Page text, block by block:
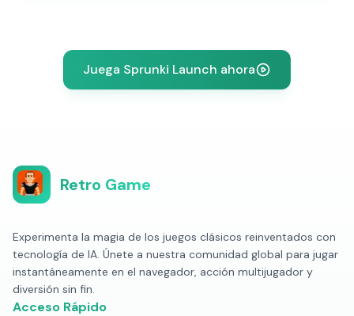
Juega Sprunki Launch ahora
Retro Game
Experimenta la magia de los juegos clásicos reinventados con
tecnología de IA. Únete a nuestra comunidad global para jugar
instantáneamente en el navegador, acción multijugador y
diversión sin fin.
Acceso Rápido